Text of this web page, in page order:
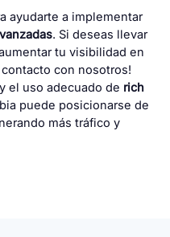
ayudarte a implementar
. Si deseas llevar
tu visibilidad en
con nosotros!
el uso adecuado de rich
puede posicionarse de
más tráfico y